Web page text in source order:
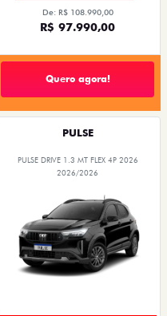
De: R$ 108.990,00
R$ 97.990,00
Quero agora!
PULSE
PULSE DRIVE 1.3 MT FLEX 4P 2026
2026/2026